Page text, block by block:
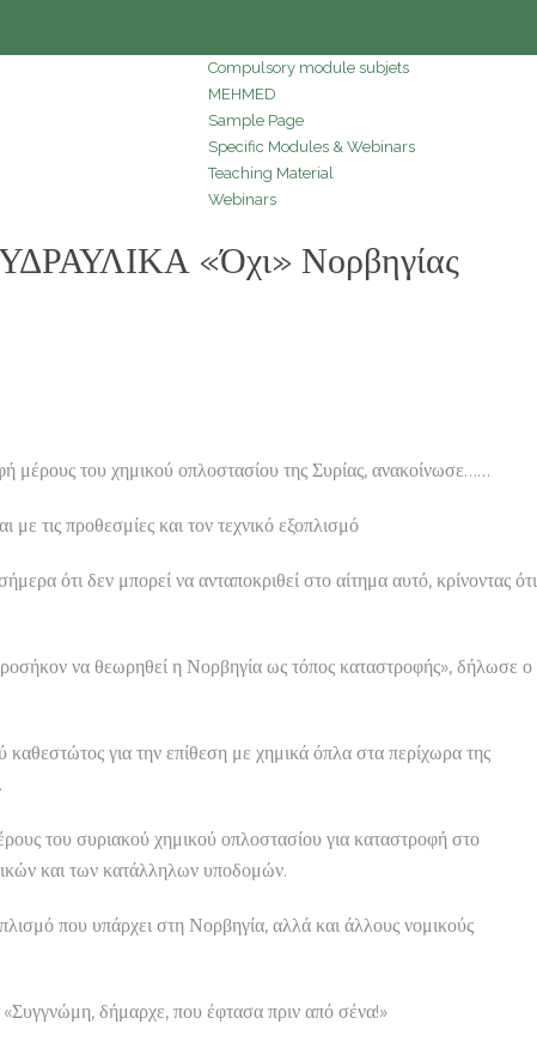
Compulsory module subjets
MEHMED
Sample Page
Specific Modules & Webinars
Teaching Material
Webinars
«Όχι» Νορβηγίας
του χημικού οπλοστασίου της Συρίας, ανακοίνωσε……
προθεσμίες και τον τεχνικό εξοπλισμό
ότι δεν μπορεί να ανταποκριθεί στο αίτημα αυτό, κρίνοντας ότι
να θεωρηθεί η Νορβηγία ως τόπος καταστροφής», δήλωσε ο
για την επίθεση με χημικά όπλα στα περίχωρα της
του συριακού χημικού οπλοστασίου για καταστροφή στο
και των κατάλληλων υποδομών.
που υπάρχει στη Νορβηγία, αλλά και άλλους νομικούς
δήμαρχε, που έφτασα πριν από σένα!»